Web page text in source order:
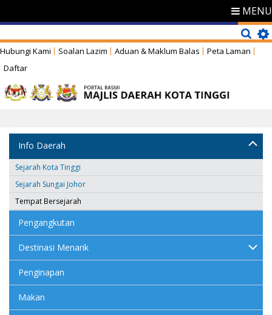
MENU
Hubungi Kami Soalan Lazim Aduan & Maklum Balas
Peta Laman
Daftar
Info Daerah
Sejarah Kota Tinggi
Sejarah Sungai Johor
Tempat Bersejarah
Pengangkutan
Destinasi Menarik
Penginapan
Makan